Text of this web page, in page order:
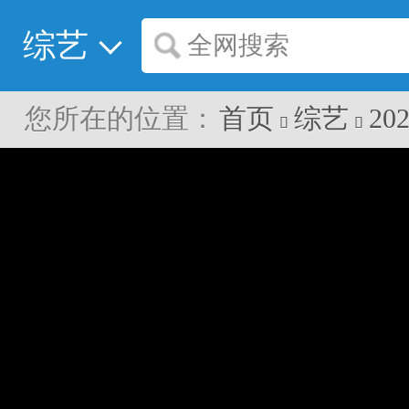
综艺 全网搜索
您所在的位置： 首页  综艺 